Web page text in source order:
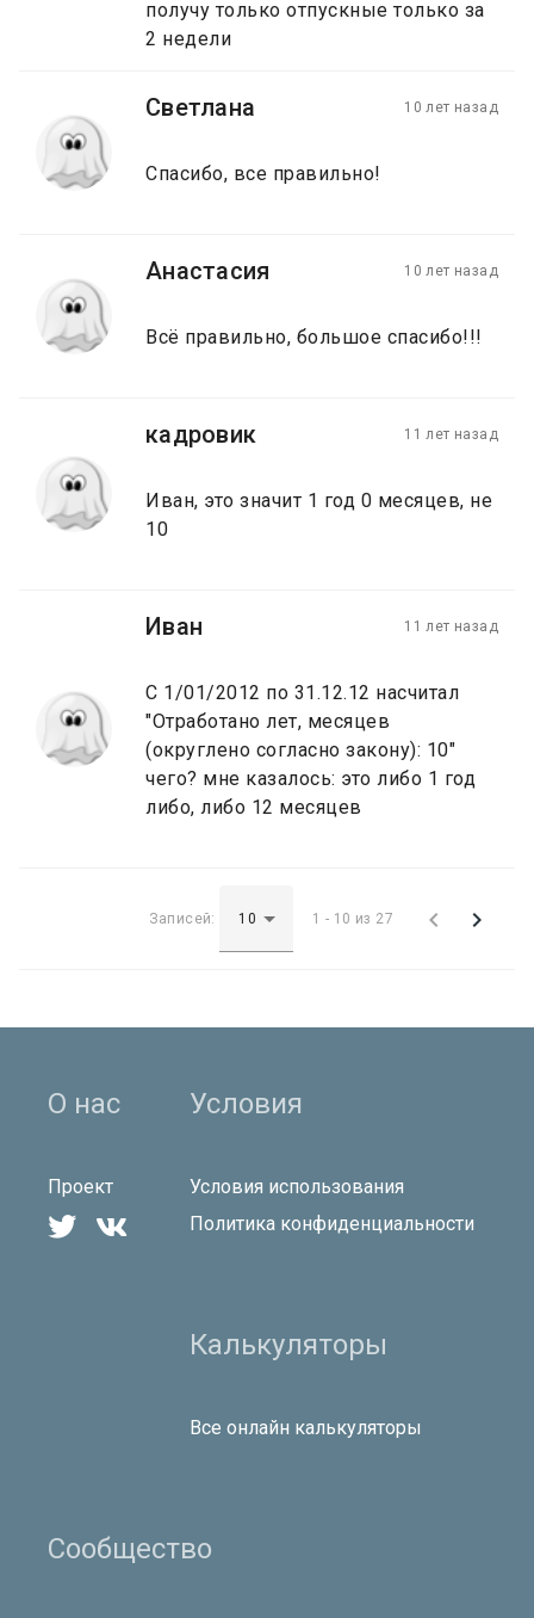
получу только отпускные только за
2 недели
Светлана 10 лет назад
Спасибо, все правильно!
Анастасия 10 лет назад
Всё правильно, большое спасибо!!!
кадровик 11 лет назад
Иван, это значит 1 год 0 месяцев, не
10
Иван 11 лет назад
C 1/01/2012 по 31.12.12 насчитал
"Отработано лет, месяцев
(округлено согласно закону): 10"
чего? мне казалось: это либо 1 год
либо, либо 12 месяцев
Записей: 1 - 10 из 27  
О нас
Проект
 
Условия
Условия использования
Политика конфиденциальности
Калькуляторы
Все онлайн калькуляторы
Сообщество